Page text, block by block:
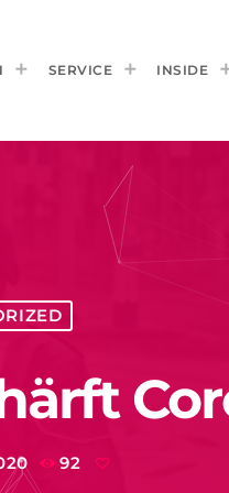
SERVICE INSIDE
92